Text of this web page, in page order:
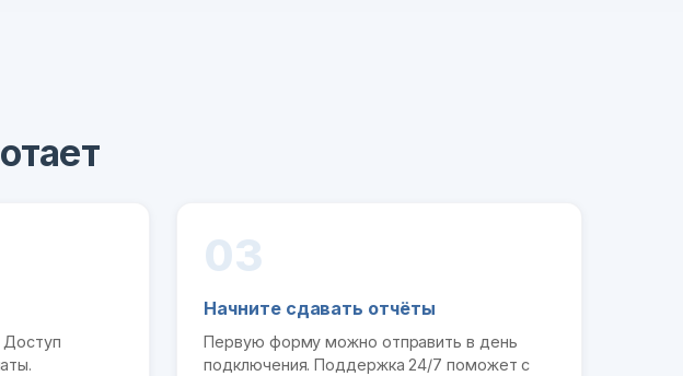
Доступ
03
Начните сдавать отчёты
Первую форму можно отправить в день
подключения. Поддержка 24/7 поможет с